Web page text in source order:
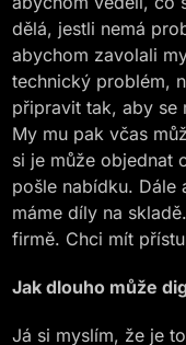
dělá, jestli nemá
abychom zavolali
technický problém,
připravit tak, aby se
My mu pak včas
si je může objednat
pošle nabídku. Dále
máme díly na
firmě. Chci mít
Jak dlouho může
Já si myslím, že je